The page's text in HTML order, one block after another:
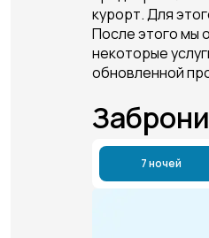
курорт. Для
После этого мы
некоторые
обновленной
7 ночей